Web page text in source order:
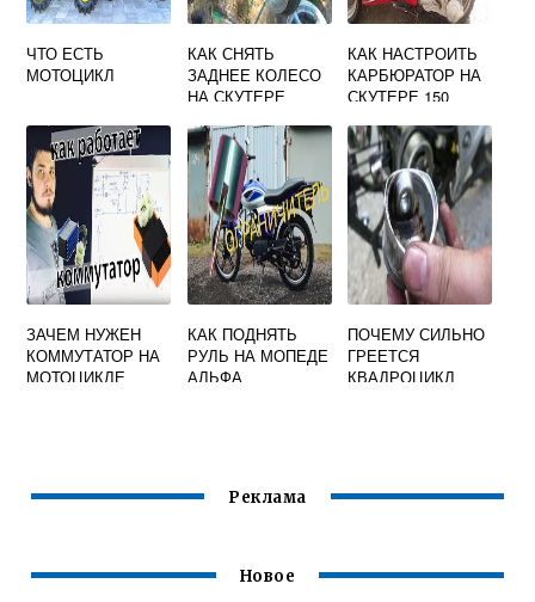
ЧТО ЕСТЬ
МОТОЦИКЛ
КАК СНЯТЬ
ЗАДНЕЕ КОЛЕСО
НА СКУТЕРЕ
ВИДЕО
КАК НАСТРОИТЬ
КАРБЮРАТОР НА
СКУТЕРЕ 150
ЗАЧЕМ НУЖЕН
КОММУТАТОР НА
МОТОЦИКЛЕ
КАК ПОДНЯТЬ
РУЛЬ НА МОПЕДЕ
АЛЬФА
ПОЧЕМУ СИЛЬНО
ГРЕЕТСЯ
КВАДРОЦИКЛ
Реклама
Новое